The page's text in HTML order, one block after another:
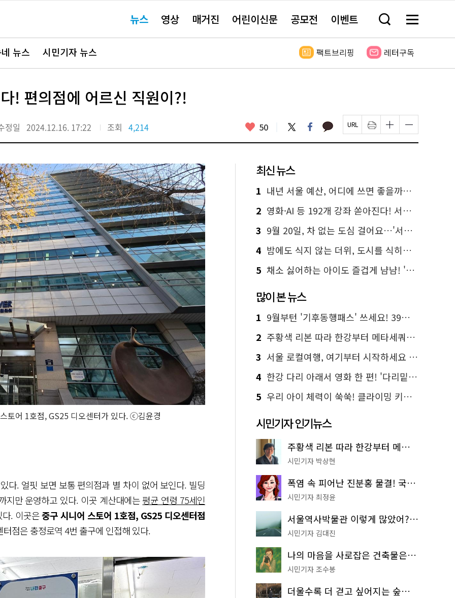
요뉴스 영상 매거진 어린이신문 공모전 이벤트 검
창
기
메
전
보
뉴스 시민기자 뉴스 팩트브리핑 레터구독
! 편의점에 어르신 직원이?!
정일 2024.12.16. 17:22 조회 4,214 좋
요
50 트
위
터
페
이
스
카
카 페
이
지
인
쇄
하
글
자
크
하
기
글
자
크
하
토어 1호점, GS25 디오센터가 있다. ⓒ김윤경
다. 얼핏 보면 보통 편의점과 별 차이 없어 보인다. 빌딩
지만 운영하고 있다. 이곳 계산대에는평균 연령 75세인
다. 이곳은중구 시니어 스토어 1호점, GS25 디오센터점
점은 충정로역 4번 출구에 인접해 있다.
최신 뉴스
1 내년 서울 예산, 어디에 쓰면 좋을까요? 온라인 투표
2 영화·AI 등 192개 강좌 쏟아진다! 서울시민대학 선착순 신청
3 9월 20일, 차 없는 도심 걸어요…'서울 걷자 페스티벌' 선착순 5천명
4 밤에도 식지 않는 더위, 도시를 식히는 시원한 해법은?
5 채소 싫어하는 아이도 즐겁게 냠냠! '찾아가는 서울시 식생활 교육' 현장
많이 본 뉴스
1 9월부턴 '기후동행패스' 쓰세요! 39세까지 청년 혜택
2 주황색 리본 따라 한강부터 메타세쿼이아 숲길까지…서울둘레길 15코스
3 서울 로컬여행, 여기부터 시작하세요 '서울에디션25'
4 한강 다리 아래서 영화 한 편! '다리밑 영화관' 무료 상영
5 우리 아이 체력이 쑥쑥! 클라이밍 키즈카페·어린이 체력장
시민기자 인기뉴스
주황색 리본 따라 한강부터 메타세쿼이아 숲길까지…서울둘레길 15코스
시민기자 박상현
폭염 속 피어난 진분홍 물결! 국립중앙박물관 배롱나무 명소
시민기자 최정윤
서울역사박물관 이렇게 많았어? 주말마다 한 곳씩 떠나는 역사 산책
시민기자 김대진
나의 마음을 사로잡은 건축물은? '서울시 건축상' 수상작 공개!
시민기자 조수봉
더울수록 더 걷고 싶어지는 숲길! 서울둘레길 '아차산 코스'